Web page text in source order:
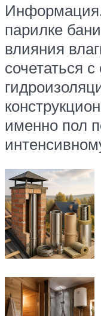
парилке
влияния
сочетаться
именно пол